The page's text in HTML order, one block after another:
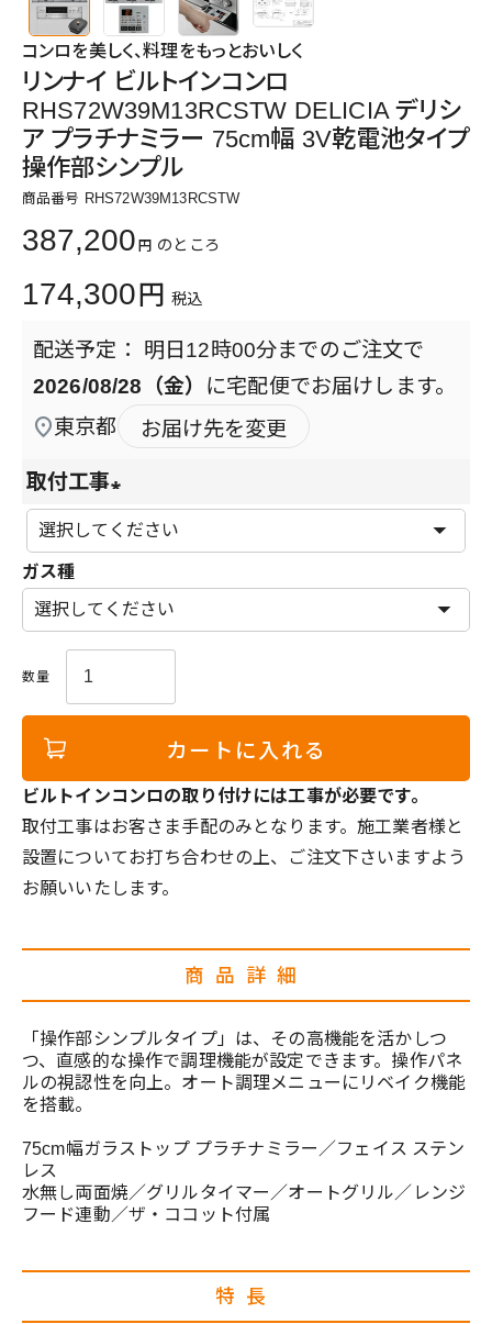
コンロを美しく、料理をもっとおいしく
リンナイ ビルトインコンロ
RHS72W39M13RCSTW DELICIA デリシ
ア プラチナミラー 75cm幅 3V乾電池タイプ
操作部シンプル
商品番号 RHS72W39M13RCSTW
387,200 のところ
174,300 税込
明日 12時00分までのご注文で
2026/08/28（金） に宅配便でお届けします。
東京都
お届け先を変更
取付工事
(
須
)
ガス種
カートに入れる
ビルトインコンロの取り付けには工事が必要です。
取付工事はお客さま手配のみとなります。施工業者様と
設置についてお打ち合わせの上、ご注文下さいますよう
お願いいたします。
商品詳細
「操作部シンプルタイプ」は、その高機能を活かしつ
つ、直感的な操作で調理機能が設定できます。操作パネ
ルの視認性を向上。オート調理メニューにリベイク機能
を搭載。
75cm幅ガラストップ プラチナミラー／フェイス ステン
レス
水無し両面焼／グリルタイマー／オートグリル／レンジ
フード連動／ザ・ココット付属
特長